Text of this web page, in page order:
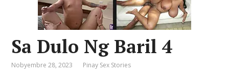
Sa Dulo Ng Baril 4
Nobyembre 28, 2023 Pinay Sex Stories